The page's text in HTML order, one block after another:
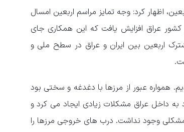
اظهار کرد: وجه تمایز مراسم اربعین امسال
عراق افزایش یافت که این همکاری جای
اربعین بین ایران و عراق در سطح ملی و
همواره عبور از مرزها با دغدغه و سختی بود
به داخل عراق مشکلات زیادی ایجاد می کرد و
وجود نداشت. درب های خروجی مرزها را